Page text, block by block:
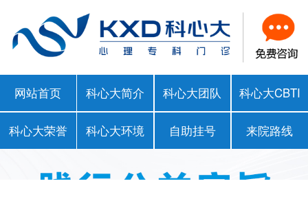
网站首页 科心大简介 科心大团队 科心大CBTI
科心大荣誉 科心大环境 自助挂号 来院路线